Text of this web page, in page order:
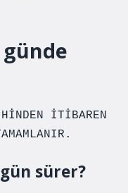
İTİBAREN
sürer?